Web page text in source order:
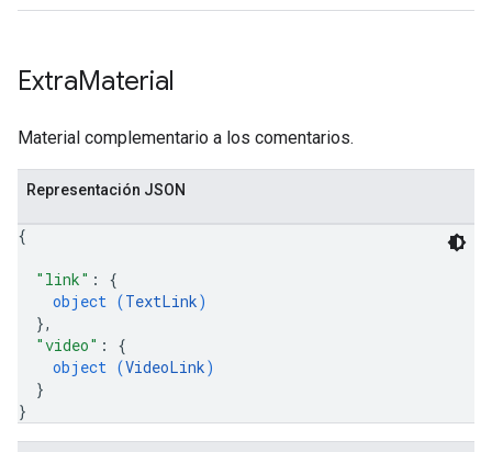
ExtraMaterial
Material complementario a los comentarios.
Representación JSON
{
"link" : {
object (TextLink)
},
"video" : {
object (VideoLink)
}
}